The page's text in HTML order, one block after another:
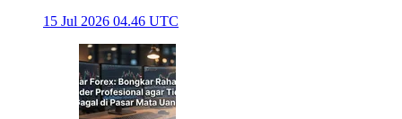
15 Jul 2026 04.46 UTC